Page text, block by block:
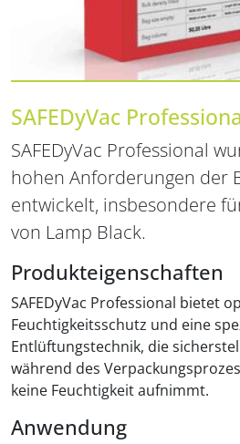
SAFEDyVac
SAFEDyVac Professional
hohen Anforderungen der
entwickelt, insbesondere
von Lamp Black.
Produkteigenschaften
SAFEDyVac Professional bietet
Feuchtigkeitsschutz und eine
Entlüftungstechnik, die
während des
keine Feuchtigkeit aufnimmt.
Anwendung